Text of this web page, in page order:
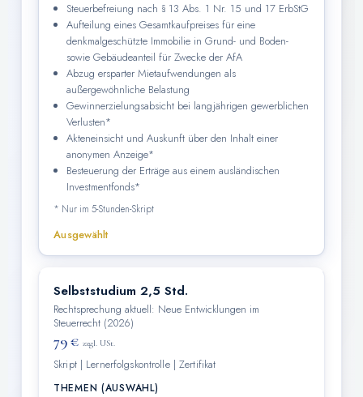
Steuerbefreiung nach § 13 Abs. 1 Nr. 15 und 17 ErbStG
Aufteilung eines Gesamtkaufpreises für eine
denkmalgeschützte Immobilie in Grund- und Boden-
sowie Gebäudeanteil für Zwecke der AfA
Abzug ersparter Mietaufwendungen als
außergewöhnliche Belastung
Gewinnerzielungsabsicht bei langjährigen gewerblichen
Verlusten*
Akteneinsicht und Auskunft über den Inhalt einer
anonymen Anzeige*
Besteuerung der Erträge aus einem ausländischen
Investmentfonds*
* Nur im 5-Stunden-Skript
Ausgewählt
Selbststudium 2,5 Std.
Rechtsprechung aktuell: Neue Entwicklungen im
Steuerrecht (2026)
79 € zzgl. USt.
Skript | Lernerfolgskontrolle | Zertifikat
THEMEN (AUSWAHL)